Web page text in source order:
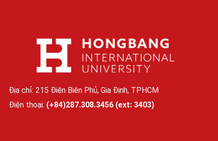
Địa chỉ: 215 Điện Biên Phủ, Gia Định, TPHCM
Điện thoại: (+84)287.308.3456 (ext: 3403)